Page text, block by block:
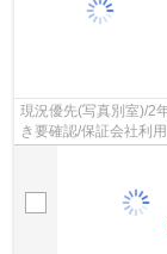
現況優先(写真別室)/2
き要確認/保証会社利